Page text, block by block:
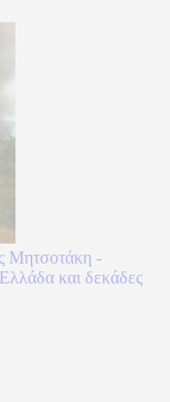
Μητσοτάκη -
και δεκάδες